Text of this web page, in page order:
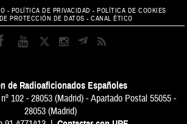
- POLÍTICA DE PRIVACIDAD -POLÍTICA DE COOKIES
PROTECCIÓN DE DATOS -CANAL ÉTICO
de Radioaficionados Españoles
102 - 28053 (Madrid) - Apartado Postal 55055 -
28053 (Madrid)